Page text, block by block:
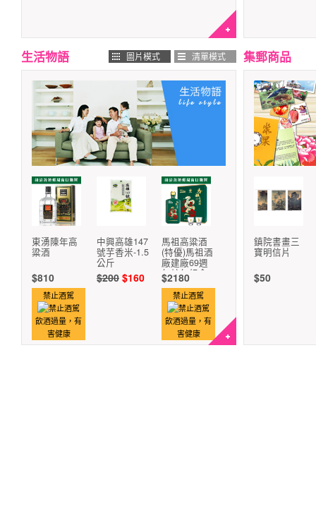
生活物語 圖片模式 清單模式
東湧陳年高
粱酒
$810
禁止酒駕
飲酒過量，有
害健康
中興高雄147
號芋香米-1.5
公斤
$200 $160
馬祖高粱酒
(特優)馬祖酒
廠建廠69週
年蛇年紀念
酒
$2180
禁止酒駕
飲酒過量，有
害健康
集郵商品
鎮院書畫三
寶明信片
$50